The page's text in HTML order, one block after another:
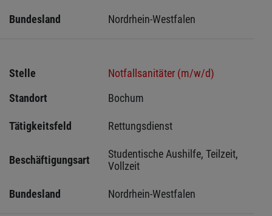
Bundesland Nordrhein-Westfalen
Stelle
Notfallsanitäter (m/w/d)
Standort
Bochum
Tätigkeitsfeld Rettungsdienst
Beschäftigungsart
Studentische Aushilfe, Teilzeit,
Vollzeit
Bundesland Nordrhein-Westfalen